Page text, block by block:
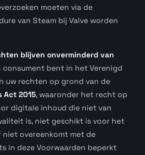
moeten via de
van Steam bij Valve worden
blijven onverminderd van
consument bent in het Verenigd
uw rechten op grond van de
Act 2015, waaronder het recht op
digitale inhoud die niet van
is, niet geschikt is voor het
overeenkomt met de
in deze Voorwaarden beperkt